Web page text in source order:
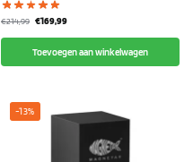
€214,99 €169,99
Toevoegen aan winkelwagen
-13%